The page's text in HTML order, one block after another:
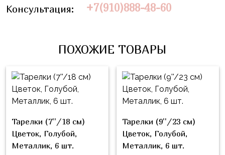
Консультация: +7(910)888-48-60
ПОХОЖИЕ ТОВАРЫ
Тарелки (7''/18 см)
Цветок, Голубой,
Металлик, 6 шт.
Тарелки (9''/23 см)
Цветок, Голубой,
Металлик, 6 шт.
Фольгированные
шары
с
Фольгированные
фигуры
Мальчик
или
Девочка
ми-
Пеппа
Смешарики/
Холодное
Сердце
ул.